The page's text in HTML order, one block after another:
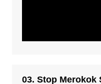
03. Stop Merokok